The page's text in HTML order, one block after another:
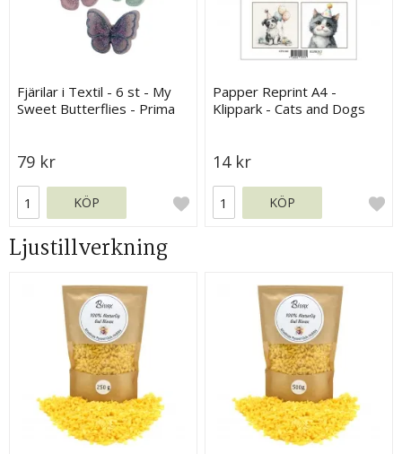
Fjärilar i Textil - 6 st - My
Sweet Butterflies - Prima
79 kr
KÖP
Papper Reprint A4 -
Klippark - Cats and Dogs
14 kr
KÖP
Ljustillverkning